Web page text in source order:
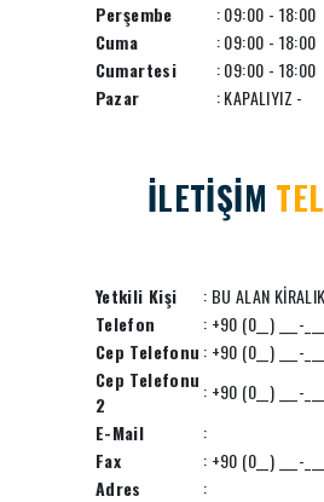
Perşembe
: 09:00 - 18:00
Cuma
: 09:00 - 18:00
Cumartesi
: 09:00 - 18:00
Pazar
: KAPALIYIZ -
İLETİŞİM
Yetkili Kişi
: BU ALAN
Telefon
: +90 (0__) ___-____
Cep Telefonu : +90 (0__) ___-____
Cep Telefonu
2
: +90 (0__) ___-____
E-Mail
:
Fax
: +90 (0__) ___-____
Adres
: